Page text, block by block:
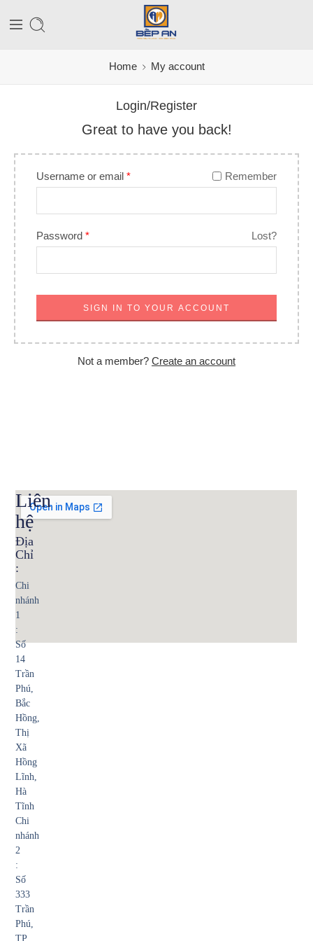
Home My account
Login/Register
Great to have you back!
Username or email * Remember
Password * Lost?
SIGN IN TO YOUR ACCOUNT
Not a member? Create an account
Liên
hệ
Địa
Chỉ
:
Chi
nhánh
1
:
Số
14
Trần
Phú,
Bắc
Hồng,
Thị
Xã
Hồng
Lĩnh,
Hà
Tĩnh
Chi
nhánh
2
:
Số
333
Trần
Phú,
TP